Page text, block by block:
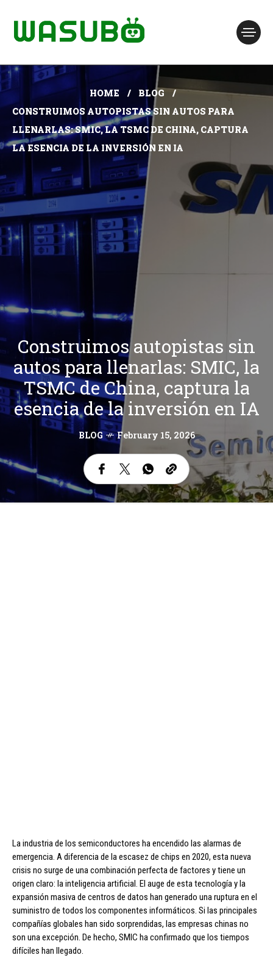
HOME
BLOG
CONSTRUIMOS AUTOPISTAS SIN AUTOS PARA
LLENARLAS: SMIC, LA TSMC DE CHINA, CAPTURA
LA ESENCIA DE LA INVERSIÓN EN IA
Construimos autopistas sin
autos para llenarlas: SMIC, la
TSMC de China, captura la
esencia de la inversión en IA
BLOG February 15, 2026
La industria de los semiconductores ha encendido las alarmas de
emergencia. A diferencia de la escasez de chips en 2020, esta nueva
crisis no surge de una combinación perfecta de factores y tiene un
origen claro: la inteligencia artificial. El auge de esta tecnología y la
expansión masiva de centros de datos han generado una ruptura en el
suministro de todos los componentes informáticos. Si las principales
compañías globales han sido sorprendidas, las empresas chinas no
son una excepción. De hecho, SMIC ha confirmado que los tiempos
difíciles han llegado.